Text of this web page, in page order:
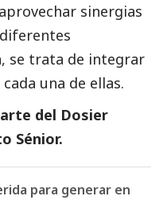
sinergias
se trata de integrar
una de ellas.
del Dosier
Sénior.
para generar en